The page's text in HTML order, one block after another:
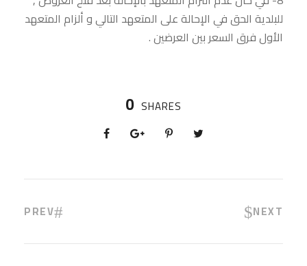
للبلدية الحق في الإحالة على المتعهد التالي و ألزام المتعهد
الأول فرق السعر بين العرضين .
0 SHARES
PREV NEXT